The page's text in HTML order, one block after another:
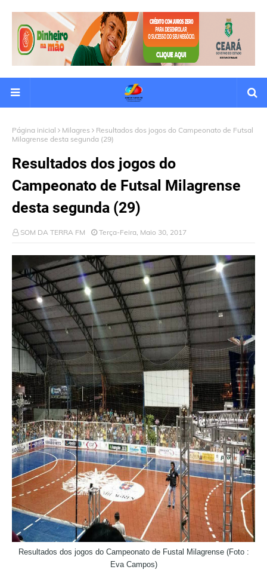
Página inicial Milagres
Resultados dos jogos do Campeonato de Futsal
Milagrense desta segunda (29)
Resultados dos jogos do
Campeonato de Futsal Milagrense
desta segunda (29)
SOM DA TERRA FM Terça-Feira, Maio 30, 2017
Resultados dos jogos do Campeonato de Fustal Milagrense (Foto :
Eva Campos)